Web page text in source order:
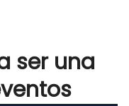
ser una